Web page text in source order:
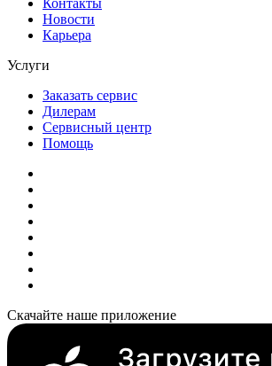
Новости
Карьера
Услуги
Заказать сервис
Дилерам
Сервисный центр
Помощь
Скачайте наше приложение